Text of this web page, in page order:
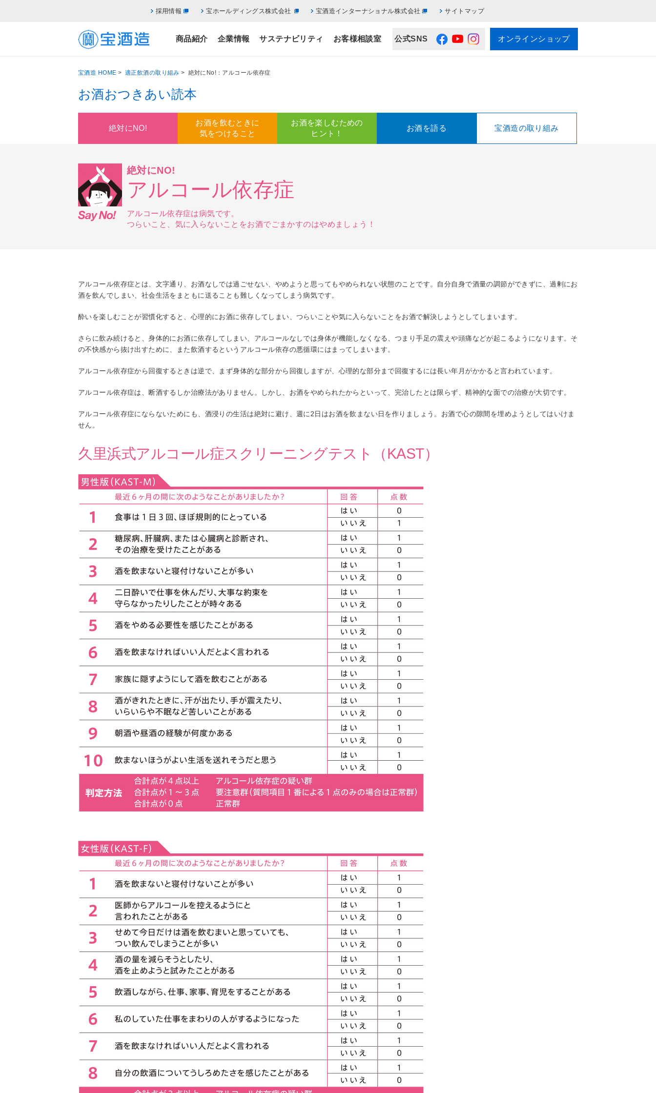
商品紹介 企業情報 サステナビリティ お客様相談室 公式SNS オンラインショップ
採用情報 宝ホールディングス株式会社 宝酒造インターナショナル株式会社 サイトマップ
宝酒造 HOME >適正飲酒の取り組み > 絶対にNo!：アルコール依存症
お酒おつきあい読本
絶対にNO!
お酒を飲むときに
気をつけること
お酒を楽しむための
ヒント！
お酒を語る 宝酒造の取り組み
絶対にNO!
アルコール依存症
アルコール依存症は病気です。
つらいこと、気に入らないことをお酒でごまかすのはやめましょう！
アルコール依存症とは、文字通り、お酒なしでは過ごせない、やめようと思ってもやめられない状態のことです。自分自身で酒量の調節ができずに、過剰にお
酒を飲んでしまい、社会生活をまともに送ることも難しくなってしまう病気です。
酔いを楽しむことが習慣化すると、心理的にお酒に依存してしまい、つらいことや気に入らないことをお酒で解決しようとしてしまいます。
さらに飲み続けると、身体的にお酒に依存してしまい、アルコールなしでは身体が機能しなくなる、つまり手足の震えや頭痛などが起こるようになります。そ
の不快感から抜け出すために、また飲酒するというアルコール依存の悪循環にはまってしまいます。
アルコール依存症から回復するときは逆で、まず身体的な部分から回復しますが、心理的な部分まで回復するには長い年月がかかると言われています。
アルコール依存症は、断酒するしか治療法がありません。しかし、お酒をやめられたからといって、完治したとは限らず、精神的な面での治療が大切です。
アルコール依存症にならないためにも、酒浸りの生活は絶対に避け、週に2日はお酒を飲まない日を作りましょう。お酒で心の隙間を埋めようとしてはいけま
せん。
久里浜式アルコール症スクリーニングテスト（KAST）